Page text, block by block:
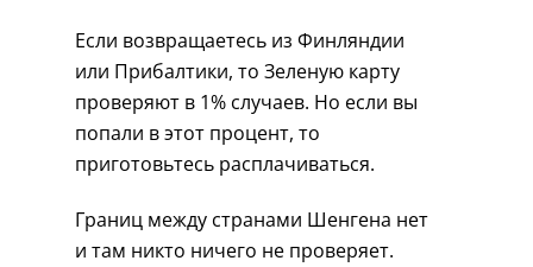
Если возвращаетесь из Финляндии
или Прибалтики, то Зеленую карту
проверяют в 1% случаев. Но если вы
попали в этот процент, то
приготовьтесь расплачиваться.
Границ между странами Шенгена нет
и там никто ничего не проверяет.